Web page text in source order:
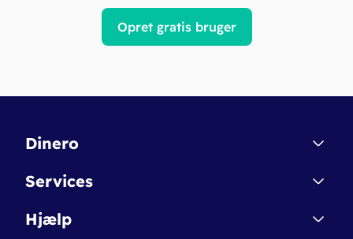
Opret gratis bruger
Dinero
Kontakt
Betingelser & Sikkerhed
Services
Dinero Starter
Hjælp